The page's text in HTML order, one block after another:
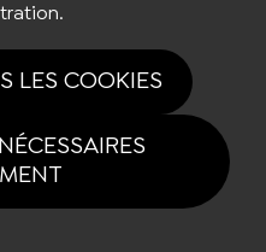
LES COOKIES
2026 |
cookies